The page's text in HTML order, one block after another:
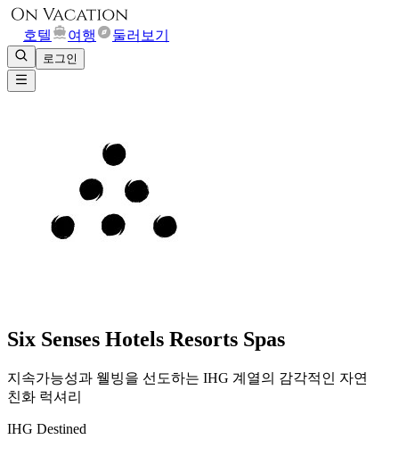
호텔 여행 둘러보기
로그인
Six Senses Hotels Resorts Spas
지속가능성과 웰빙을 선도하는 IHG 계열의 감각적인 자연
친화 럭셔리
IHG Destined